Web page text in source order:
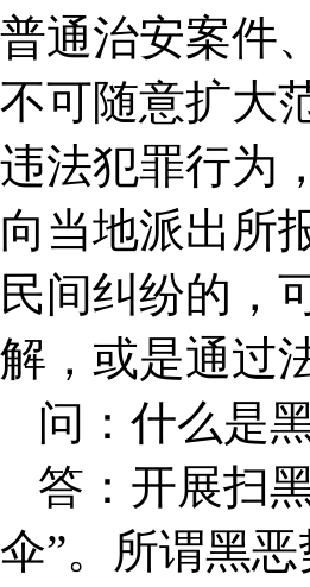
普通治安案件
不可随意扩大
违法犯罪行为
向当地派出所
民间纠纷的，
解，或是通过
问：什么是
答：开展扫
伞”。所谓黑